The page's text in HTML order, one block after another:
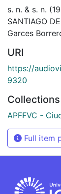
s. n. & s. n.
SANTIAGO
Garces
URI
https://
9320
Collections
APFFVC -
Full item